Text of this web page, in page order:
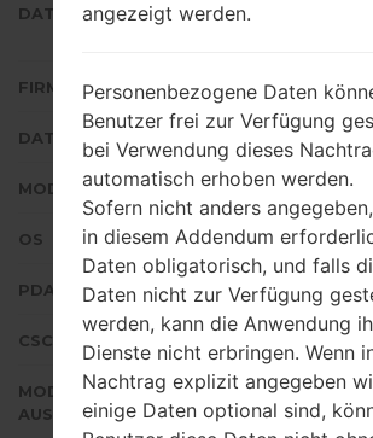
DATEINAME
SM-
FIRMWARE TYP
DATEIGRÖSSE
MODELL
OS
PDA/AP AUSFÜHRUNG
CSC AUSFÜHRUNG
MODEM/CP
AUSFÜHRUNG
angezeigt werden.
Personenbezogene Daten
Benutzer frei zur Verfügung
bei Verwendung dieses
automatisch erhoben werden.
Sofern nicht anders
in diesem Addendum
Daten obligatorisch, und falls
Daten nicht zur Verfügung
werden, kann die Anwendung
Dienste nicht erbringen. Wenn
Nachtrag explizit angegeben
einige Daten optional sind,